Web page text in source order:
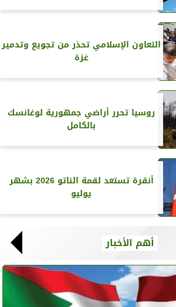
التعاون الإسلامي تحذر من تجويع وتدمير
غزة
روسيا تحرر أراضي جمهورية لوغانسك
بالكامل
أنقرة تستعد لقمة الناتو 2026 بشهر
يوليو
أهم الأخبار